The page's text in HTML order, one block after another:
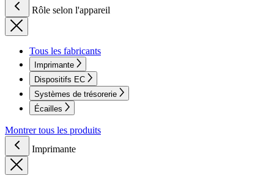
Rôle selon l'appareil
Tous les fabricants
Imprimante
Dispositifs EC
Systèmes de trésorerie
Écailles
Montrer tous les produits
Imprimante